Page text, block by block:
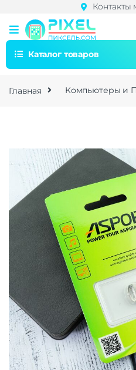
Контакты
Каталог товаров
Главная Компьютеры и